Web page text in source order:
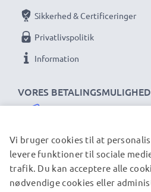
VORES
Sikkerhed & Certificeringer
Privatlivspolitik
Information
VORES
Vi bruger cookies til at
levere funktioner til sociale
trafik. Du kan acceptere alle
nødvendige cookies eller